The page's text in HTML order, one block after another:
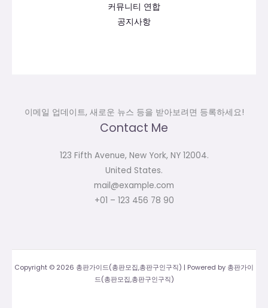
커뮤니티 연합
공지사항
이메일 업데이트, 새로운 뉴스 등을 받아보려면 등록하세요!
Contact Me
123 Fifth Avenue, New York, NY 12004.
United States.
mail@example.com
+01 – 123 456 78 90
Copyright © 2026 총판가이드(총판모집,총판구인구직) | Powered by 총판가이
드(총판모집,총판구인구직)